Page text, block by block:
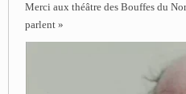
Merci aux théâtre des Bouffes du
parlent »